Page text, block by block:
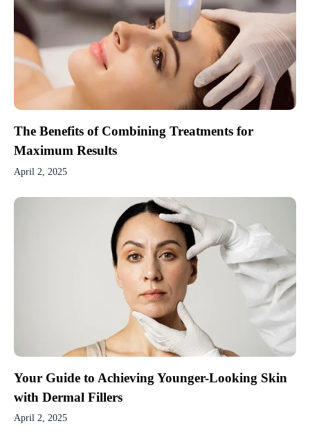
The Benefits of Combining Treatments for
Maximum Results
April 2, 2025
Your Guide to Achieving Younger-Looking Skin
with Dermal Fillers
April 2, 2025